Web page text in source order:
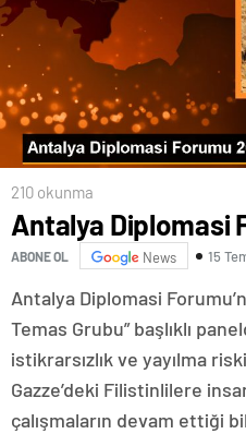
210 okunma
Antalya Diplomasi
ABONE OL News 15
Antalya Diplomasi
Temas Grubu” başlıklı
istikrarsızlık ve yayılma
Gazze’deki Filistinlilere
çalışmaların devam ettiği